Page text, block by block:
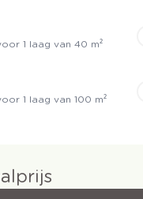
1 laag van 40 m²
1 laag van 100 m²